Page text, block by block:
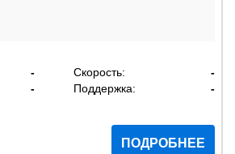
- Скорость:
-
- Поддержка: -
ПОДРОБНЕЕ